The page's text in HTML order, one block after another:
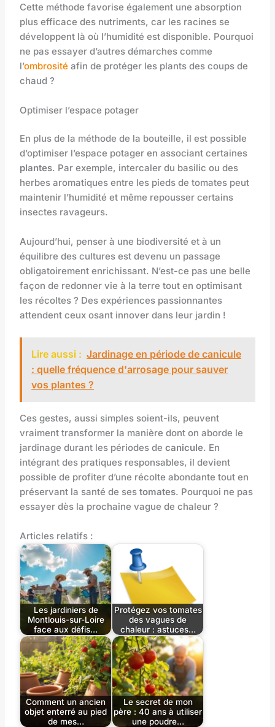
Cette méthode favorise également une absorption
plus efficace des nutriments, car les racines se
développent là où l’humidité est disponible. Pourquoi
ne pas essayer d’autres démarches comme
l’ombrosité afin de protéger les plants des coups de
chaud ?
Optimiser l’espace potager
En plus de la méthode de la bouteille, il est possible
d’optimiser l’espace potager en associant certaines
plantes. Par exemple, intercaler du basilic ou des
herbes aromatiques entre les pieds de tomates peut
maintenir l’humidité et même repousser certains
insectes ravageurs.
Aujourd’hui, penser à une biodiversité et à un
équilibre des cultures est devenu un passage
obligatoirement enrichissant. N’est-ce pas une belle
façon de redonner vie à la terre tout en optimisant
les récoltes ? Des expériences passionnantes
attendent ceux osant innover dans leur jardin !
Lire aussi : Jardinage en période de canicule
: quelle fréquence d'arrosage pour sauver
vos plantes ?
Ces gestes, aussi simples soient-ils, peuvent
vraiment transformer la manière dont on aborde le
jardinage durant les périodes decanicule. En
intégrant des pratiques responsables, il devient
possible de profiter d’une récolte abondante tout en
préservant la santé de sestomates. Pourquoi ne pas
essayer dès la prochaine vague de chaleur ?
Articles relatifs :
Les jardiniers de
Montlouis-sur-Loire
face aux défis…
Protégez vos tomates
des vagues de
chaleur : astuces…
Comment un ancien
objet enterré au pied
de mes…
Le secret de mon
père : 40 ans à utiliser
une poudre…